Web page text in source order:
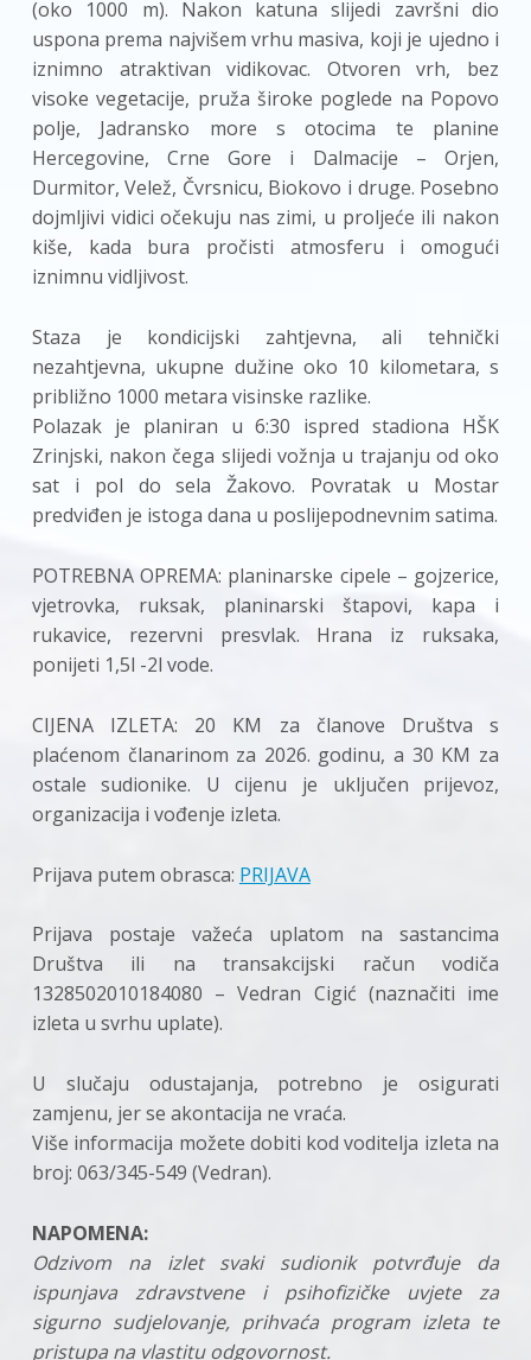
(oko 1000 m). Nakon katuna slijedi završni dio
uspona prema najvišem vrhu masiva, koji je ujedno i
iznimno atraktivan vidikovac. Otvoren vrh, bez
visoke vegetacije, pruža široke poglede na Popovo
polje, Jadransko more s otocima te planine
Hercegovine, Crne Gore i Dalmacije – Orjen,
Durmitor, Velež, Čvrsnicu, Biokovo i druge. Posebno
dojmljivi vidici očekuju nas zimi, u proljeće ili nakon
kiše, kada bura pročisti atmosferu i omogući
iznimnu vidljivost.
Staza je kondicijski zahtjevna, ali tehnički
nezahtjevna, ukupne dužine oko 10 kilometara, s
približno 1000 metara visinske razlike.
Polazak je planiran u 6:30 ispred stadiona HŠK
Zrinjski, nakon čega slijedi vožnja u trajanju od oko
sat i pol do sela Žakovo. Povratak u Mostar
predviđen je istoga dana u poslijepodnevnim satima.
POTREBNA OPREMA: planinarske cipele – gojzerice,
vjetrovka, ruksak, planinarski štapovi, kapa i
rukavice, rezervni presvlak. Hrana iz ruksaka,
ponijeti 1,5l -2l vode.
CIJENA IZLETA: 20 KM za članove Društva s
plaćenom članarinom za 2026. godinu, a 30 KM za
ostale sudionike. U cijenu je uključen prijevoz,
organizacija i vođenje izleta.
Prijava putem obrasca: PRIJAVA
Prijava postaje važeća uplatom na sastancima
Društva ili na transakcijski račun vodiča
1328502010184080 – Vedran Cigić (naznačiti ime
izleta u svrhu uplate).
U slučaju odustajanja, potrebno je osigurati
zamjenu, jer se akontacija ne vraća.
Više informacija možete dobiti kod voditelja izleta na
broj: 063/345-549 (Vedran).
NAPOMENA:
Odzivom na izlet svaki sudionik potvrđuje da
ispunjava zdravstvene i psihofizičke uvjete za
sigurno sudjelovanje, prihvaća program izleta te
pristupa na vlastitu odgovornost.